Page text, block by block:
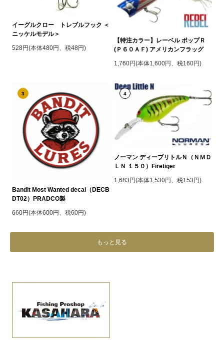
イーグルクロー トレブルフック ＜
ニッケルモデル＞
528円(本体480円、税48円)
【特注カラー】レーベル ポップＲ
(Ｐ６０ＡＦ) アメリカンフラッグ
1,760円(本体1,600円、税160円)
3
Bandit Most Wanted decal（DECB
DT02）PRADCO製
660円(本体600円、税60円)
4
ノーマン ディープリトルＮ（ＮＭＤ
ＬＮ １５０）Firetiger
1,683円(本体1,530円、税153円)
もっと見る